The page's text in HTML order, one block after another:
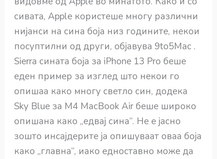
сивата, Apple користеше многу различни
нијанси на сина боја низ годините, некои
посуптилни од други, објавува 9to5Mac .
Sierra сината боја за iPhone 13 Pro беше
еден пример за изглед што некои го
опишаа како многу светло син, додека
Sky Blue за M4 MacBook Air беше широко
опишана како „едвај сина“. Не е јасно
зошто инсајдерите ја опишуваат оваа боја
како „главна“, иако едноставно може да